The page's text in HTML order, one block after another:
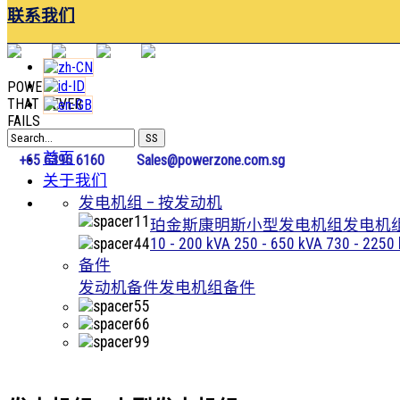
联系我们
+65 6396 6160 Sales@powerzone.com.sg
POWER
THAT NEVER
FAILS
首页
关于我们
发电机组 – 按发动机
珀金斯康明斯小型发电机组 发电机
10 - 200 kVA 250 - 650 kVA 730 - 2250
备件
发动机备件发电机组备件